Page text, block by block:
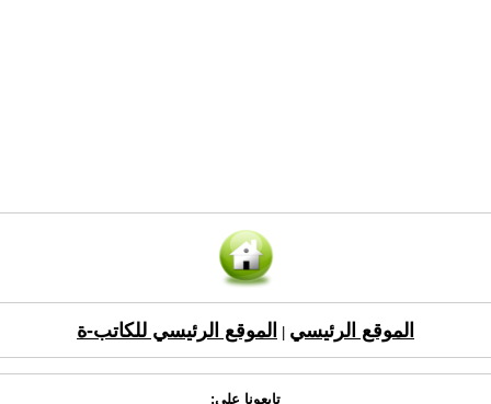
الموقع الرئيسي الموقع الرئيسي للكاتب-ة
تابعونا على: